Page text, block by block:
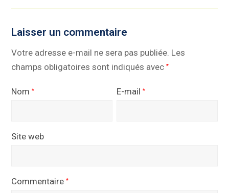
Laisser un commentaire
Votre adresse e-mail ne sera pas publiée. Les
champs obligatoires sont indiqués avec*
Nom* E-mail*
Site web
Commentaire*